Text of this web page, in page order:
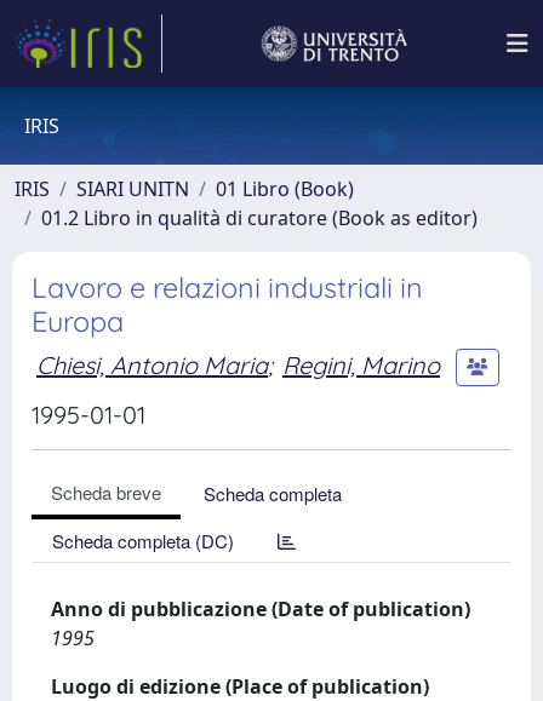
IRIS
IRIS SIARI UNITN
01 Libro (Book)
01.2 Libro in qualità di curatore (Book as editor)
Lavoro e relazioni industriali in
Europa
Chiesi, Antonio Maria; Regini, Marino
1995-01-01
Scheda breve
Scheda completa
Scheda completa (DC)
Anno di pubblicazione (Date of publication)
1995
Luogo di edizione (Place of publication)